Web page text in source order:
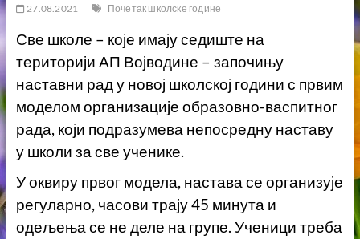
27.08.2021 Почетак школске године
Све школе – које имају седиште на
територији АП Војводине – започињу
наставни рад у новој школској години с првим
моделом организације образовно-васпитног
рада, који подразумева непосредну наставу
у школи за све ученике.
У оквиру првог модела, настава се организује
регуларно, часови трају 45 минута и
одељења се не деле на групе. Ученици треба